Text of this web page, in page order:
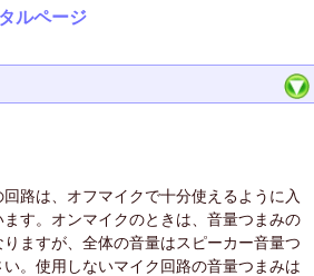
ルページ
路は、オフマイクで十分使えるように入
す。オンマイクのときは、音量つまみの
ますが、全体の音量はスピーカー音量つ
い。使用しないマイク回路の音量つまみは